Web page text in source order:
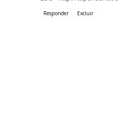
Responder Excluir